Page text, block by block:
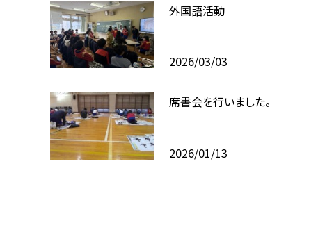
外国語活動
2026/03/03
席書会を行いました。
2026/01/13